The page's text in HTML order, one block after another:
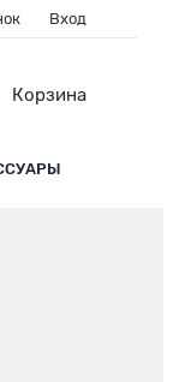
Вход
Корзина